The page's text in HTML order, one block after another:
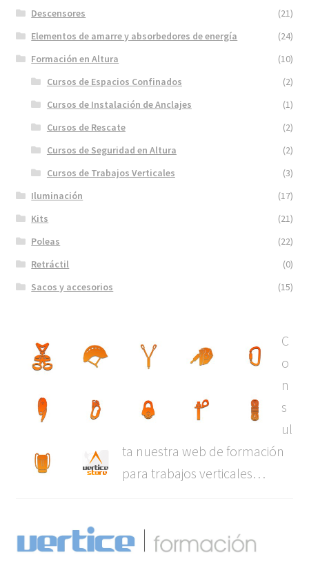
Descensores
(21)
Elementos de amarre y absorbedores de energía
(24)
Formación en Altura
(10)
Cursos de Espacios Confinados
(2)
Cursos de Instalación de Anclajes
(1)
Cursos de Rescate
(2)
Cursos de Seguridad en Altura
(2)
Cursos de Trabajos Verticales
(3)
Iluminación
(17)
Kits
(21)
Poleas
(22)
Retráctil
(0)
Sacos y accesorios
(15)
C
o
n
s
ul
ta nuestra web de formación
para trabajos verticales…